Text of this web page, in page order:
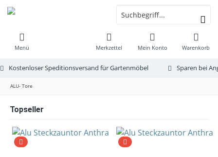
Menü Warenkorb
Merkzettel Mein Konto
Kostenloser Speditionsversand für Gartenmöbel Sparen bei
ALU- Tore
Topseller